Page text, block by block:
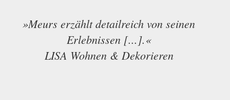
»Meurs erzählt detailreich von seinen
Erlebnissen [...].«
LISA Wohnen & Dekorieren